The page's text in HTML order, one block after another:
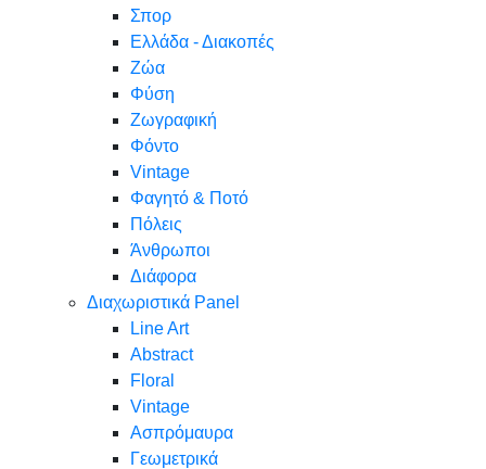
Σπορ
Ελλάδα - Διακοπές
Ζώα
Φύση
Ζωγραφική
Φόντο
Vintage
Φαγητό & Ποτό
Πόλεις
Άνθρωποι
Διάφορα
Διαχωριστικά Panel
Line Art
Abstract
Floral
Vintage
Ασπρόμαυρα
Γεωμετρικά